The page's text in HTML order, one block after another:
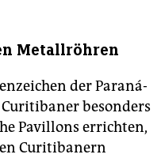
Metallröhren
der Paraná-
besonders
Pavillons errichten,
Curitibanern